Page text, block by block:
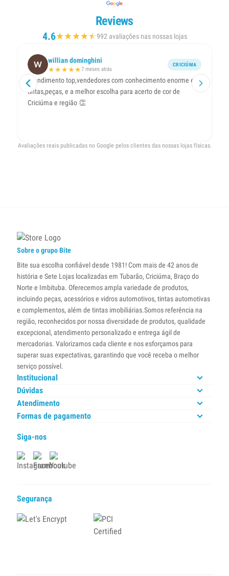
Reviews
4.6★★★★★
★992 avaliações nas nossas lojas
willian dominghini
★★★★★7 meses atrás
CRICIÚMA
Atendimento top,vendedores com conhecimento enorme em
tintas,peças, e a melhor escolha para acerto de cor de
Criciúma e região 👏
Avaliações reais publicadas no Google pelos clientes das nossas lojas físicas.
Sobre o grupo Bite
Bite sua escolha confiável desde 1981! Com mais de 42 anos de
história e Sete Lojas localizadas em Tubarão, Criciúma, Braço do
Norte e Imbituba. Oferecemos ampla variedade de produtos,
incluindo peças, acessórios e vidros automotivos, tintas automotivas
e complementos, além de tintas imobiliárias.Somos referência na
região, reconhecidos por nossa diversidade de produtos, qualidade
excepcional, atendimento personalizado e entrega ágil de
mercadorias. Valorizamos cada cliente e nos esforçamos para
superar suas expectativas, garantindo que você receba o melhor
serviço possível.
Institucional
Dúvidas
Atendimento
Formas de pagamento
Siga-nos
Segurança